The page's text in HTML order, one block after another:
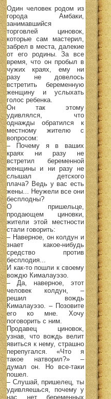
Один человек родом из
города Амбаки,
занимавшийся
торговлей циновок,
которые сам мастерил,
забрел в места, далекие
от его родины. За все
время, что он пробыл в
чужих краях, ему ни
разу не довелось
встретить беременную
женщину и услыхать
голос ребенка.
Он так этому
удивлялся, что
однажды обратился к
местному жителю с
вопросом:
– Почему я в ваших
краях ни разу не
встретил беременной
женщины и ни разу не
слышал детского
плача? Ведь у вас есть
жены... Неужели все они
бесплодны?
О пришельце,
продающем циновки,
жители этой местности
стали говорить:
– Наверное, он колдун и
знает какое-нибудь
средство против
бесплодия...
И как-то пошли к своему
вождю Кималауэзо.
– Да, наверное, этот
человек колдун, –
решил вождь
Кималауэзо. – Позовите
его ко мне. Хочу
поговорить с ним.
Продавец циновок,
узнав, что вождь велит
явиться к нему, страшно
перепугался. «Что я
такое натворил?» –
думал он. Но все-таки
пошел.
– Слушай, пришелец, ты
удивляешься, почему у
нас нет беременных